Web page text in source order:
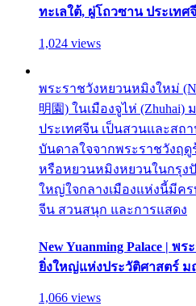
ทะเลใต้, ผู่โถวซาน ประเทศ
1,024 views
พระราชวังหยวนหมิงใหม่
明園) ในเมืองจูไห่ (Zhuhai)
ประเทศจีน เป็นสวนและสถ
บันดาลใจจากพระราชวังฤดูร้
หรือหยวนหมิงหยวนในกรุง
ใหญ่ใจกลางเมืองแห่งนี้มีค
จีน สวนสนุก และการแสดง
New Yuanming Palace | พ
ยิ่งใหญ่แห่งประวัติศาสตร์
1,066 views